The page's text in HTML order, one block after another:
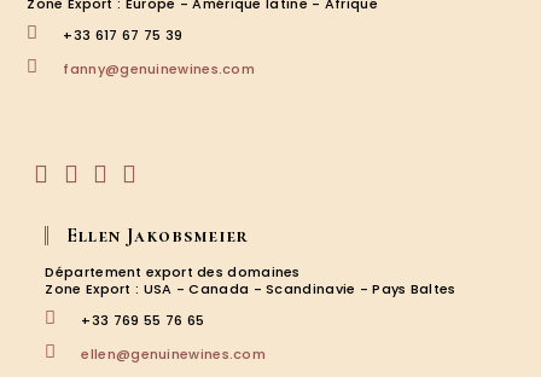
Zone Export : Europe - Amérique latine - Afrique
+33 617 67 75 39
fanny@genuinewines.com
dans
un
nouvel
onglet
un
nouvel
onglet
un
nouvel
onglet
un
nouvel
onglet
Ellen Jakobsmeier
Département export des domaines
Zone Export : USA - Canada - Scandinavie - Pays Baltes
+33 769 55 76 65
ellen@genuinewines.com